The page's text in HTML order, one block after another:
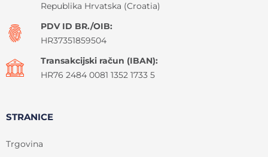
Republika Hrvatska (Croatia)
PDV ID BR./OIB:
HR37351859504
Transakcijski račun (IBAN):
HR76 2484 0081 1352 1733 5
STRANICE
Trgovina